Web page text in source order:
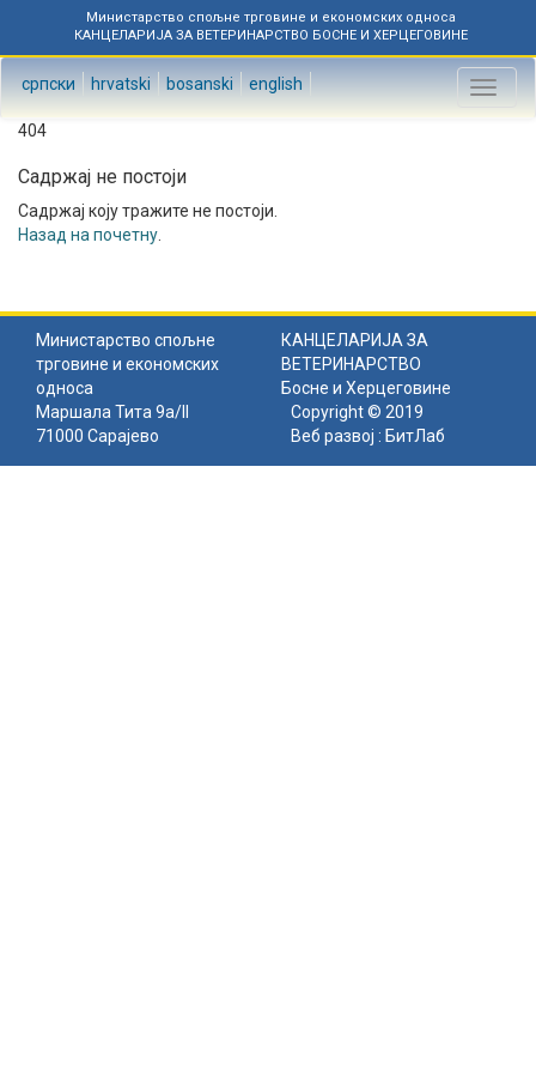
Министарство спољне трговине и економских односа
КАНЦЕЛАРИЈА ЗА ВЕТЕРИНАРСТВО БОСНЕ И ХЕРЦЕГОВИНЕ
српски hrvatski bosanski english
Toggle
404
Садржај не постоји
Садржај коју тражите не постоји.
Назад на почетну
Министарство спољне
трговине и економских
односа
КАНЦЕЛАРИЈА ЗА
ВЕТЕРИНАРСТВО
Босне и Херцеговине
Маршала Тита 9а/II
71000 Сарајево
Copyright © 2019
Веб развој : БитЛаб